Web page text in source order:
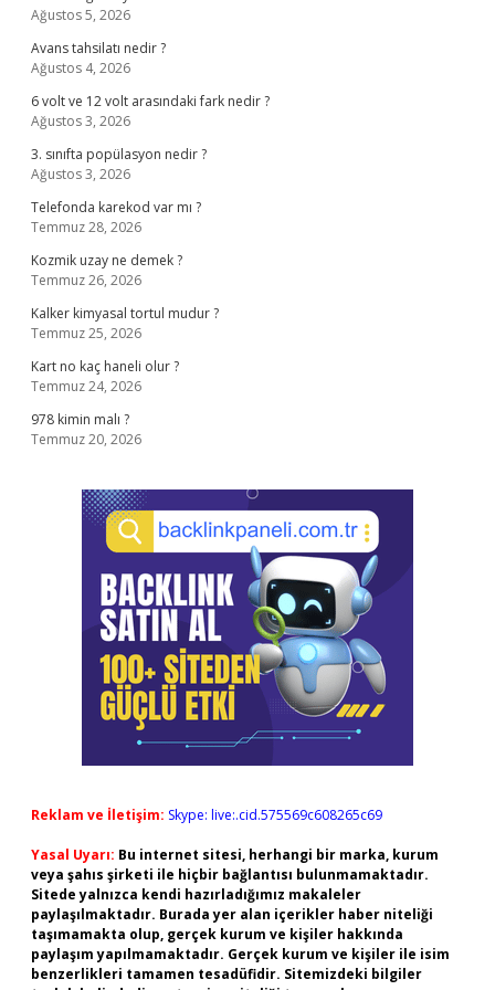
Ağustos 5, 2026
Avans tahsilatı nedir ?
Ağustos 4, 2026
6 volt ve 12 volt arasındaki fark nedir ?
Ağustos 3, 2026
3. sınıfta popülasyon nedir ?
Ağustos 3, 2026
Telefonda karekod var mı ?
Temmuz 28, 2026
Kozmik uzay ne demek ?
Temmuz 26, 2026
Kalker kimyasal tortul mudur ?
Temmuz 25, 2026
Kart no kaç haneli olur ?
Temmuz 24, 2026
978 kimin malı ?
Temmuz 20, 2026
Reklam ve İletişim: Skype: live:.cid.575569c608265c69
Yasal Uyarı: Bu internet sitesi, herhangi bir marka, kurum
veya şahıs şirketi ile hiçbir bağlantısı bulunmamaktadır.
Sitede yalnızca kendi hazırladığımız makaleler
paylaşılmaktadır. Burada yer alan içerikler haber niteliği
taşımamakta olup, gerçek kurum ve kişiler hakkında
paylaşım yapılmamaktadır. Gerçek kurum ve kişiler ile isim
benzerlikleri tamamen tesadüfidir. Sitemizdeki bilgiler